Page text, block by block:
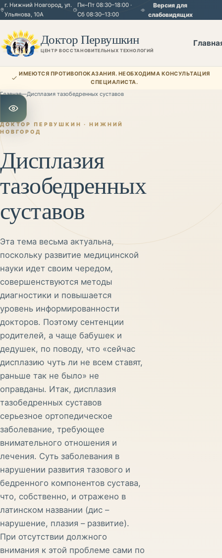
г. Нижний Новгород, ул.
Ульянова, 10А
Пн–Пт 08:30–18:00 ·
Сб 08:30–13:00
Версия для
слабовидящих
Доктор Первушкин
ЦЕНТР ВОССТАНОВИТЕЛЬНЫХ ТЕХНОЛОГИЙ
Открыть настройки для слабовидящих
ИМЕЮТСЯ ПРОТИВОПОКАЗАНИЯ. НЕОБХОДИМА КОНСУЛЬТАЦИЯ
СПЕЦИАЛИСТА.
Главная—Дисплазия тазобедренных суставов
ДОКТОР ПЕРВУШКИН · НИЖНИЙ
НОВГОРОД
Дисплазия
тазобедренных
суставов
Эта тема весьма актуальна,
поскольку развитие медицинской
науки идет своим чередом,
совершенствуются методы
диагностики и повышается
уровень информированности
докторов. Поэтому сентенции
родителей, а чаще бабушек и
дедушек, по поводу, что «сейчас
дисплазию чуть ли не всем ставят,
раньше так не было» не
оправданы. Итак, дисплазия
тазобедренных суставов
серьезное ортопедическое
заболевание, требующее
внимательного отношения и
лечения. Суть заболевания в
нарушении развития тазового и
бедренного компонентов сустава,
что, собственно, и отражено в
латинском названии (дис –
нарушение, плазия – развитие).
При отсутствии должного
внимания к этой проблеме сами по